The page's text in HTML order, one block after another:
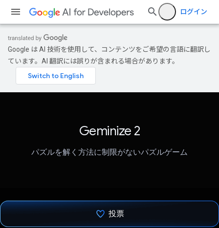
ログイン
Google は AI 技術を使用して、コンテンツをご希望の言語に翻訳し
ています。AI 翻訳には誤りが含まれる場合があります。
Geminize 2
パズルを解く方法に制限がないパズルゲーム
投票